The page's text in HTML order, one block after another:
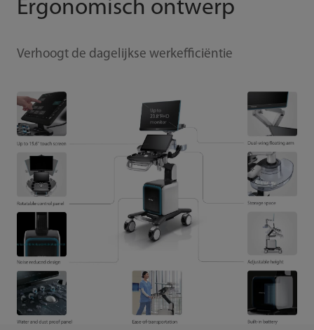
Ergonomisch ontwerp
Verhoogt de dagelijkse werkefficiëntie